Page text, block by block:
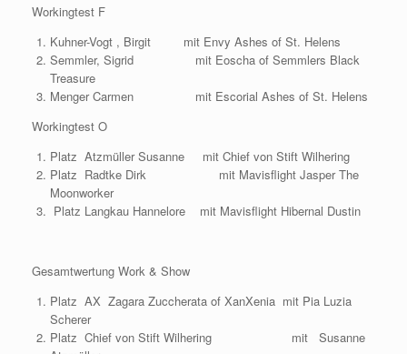
Workingtest F
Kuhner-Vogt , Birgit mit Envy Ashes of St. Helens
Semmler, Sigrid mit Eoscha of Semmlers Black
Treasure
Menger Carmen mit Escorial Ashes of St. Helens
Workingtest O
Platz Atzmüller Susanne mit Chief von Stift Wilhering
Platz Radtke Dirk mit Mavisflight Jasper The
Moonworker
Platz Langkau Hannelore mit Mavisflight Hibernal Dustin
Gesamtwertung Work & Show
Platz AX Zagara Zuccherata of XanXenia mit Pia Luzia
Scherer
Platz Chief von Stift Wilhering mit Susanne